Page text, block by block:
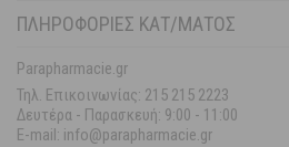
ΠΛΗΡΟΦΟΡΙΕΣ ΚΑΤ/ΜΑΤΟΣ
Parapharmacie.gr
Τηλ. Επικοινωνίας: 215 215 2223
Δευτέρα - Παρασκευή: 9:00 - 11:00
E-mail: info@parapharmacie.gr